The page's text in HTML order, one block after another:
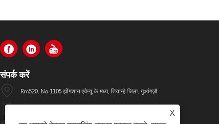
संपर्क करें
Rm520, No.1105 झोंगशान एवेन्यू के मध्य, तियान्हे जिला, गुआंगज़ौ
X